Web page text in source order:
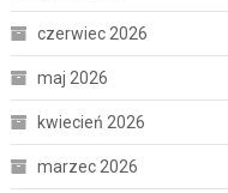
czerwiec 2026
maj 2026
kwiecień 2026
marzec 2026